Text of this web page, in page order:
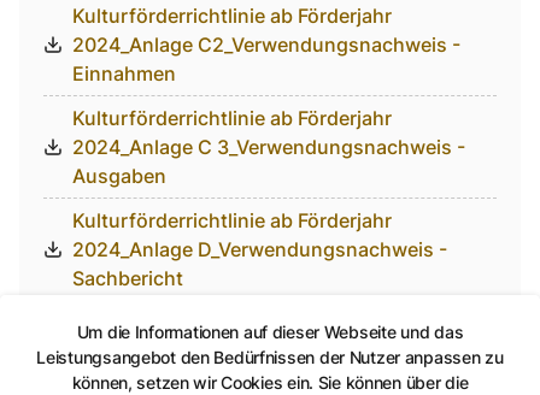
Um die Informationen auf dieser Webseite und das
Leistungsangebot den Bedürfnissen der Nutzer anpassen zu
können, setzen wir Cookies ein. Sie können über die
Kulturförderrichtlinie ab Förderjahr
2024_Anlage C2_Verwendungsnachweis -
Einnahmen
Kulturförderrichtlinie ab Förderjahr
2024_Anlage C 3_Verwendungsnachweis -
Ausgaben
Kulturförderrichtlinie ab Förderjahr
2024_Anlage D_Verwendungsnachweis -
Sachbericht
Museen_Eintrittspreise.pdf
Stadtarchiv Benutzungssatzung